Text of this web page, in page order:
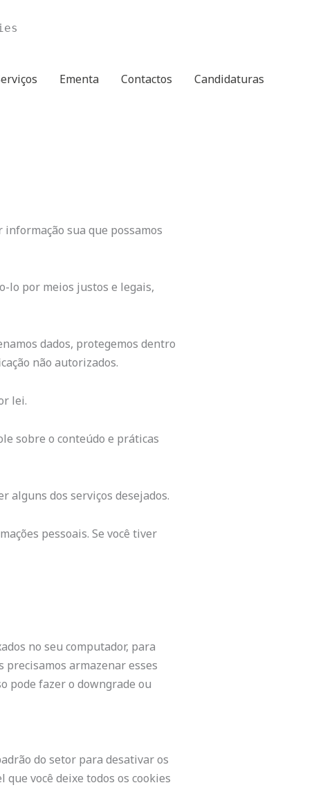
Ementa Contactos Candidaturas
sua que possamos
lo por meios justos e legais,
dados, protegemos dentro
não autorizados.
lei.
sobre o conteúdo e práticas
alguns dos serviços desejados.
pessoais. Se você tiver
no seu computador, para
precisamos armazenar esses
pode fazer o downgrade ou
do setor para desativar os
você deixe todos os cookies